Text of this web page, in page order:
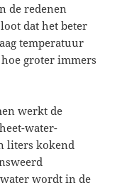
de redenen
dat het beter
temperatuur
groter immers
werkt de
water-
liters kokend
wordt in de